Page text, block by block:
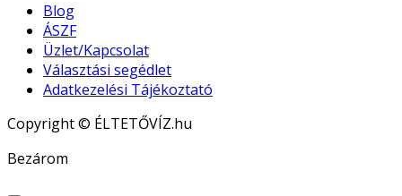
Blog
ÁSZF
Üzlet/Kapcsolat
Választási segédlet
Adatkezelési Tájékoztató
Copyright © ÉLTETŐVÍZ.hu
Bezárom